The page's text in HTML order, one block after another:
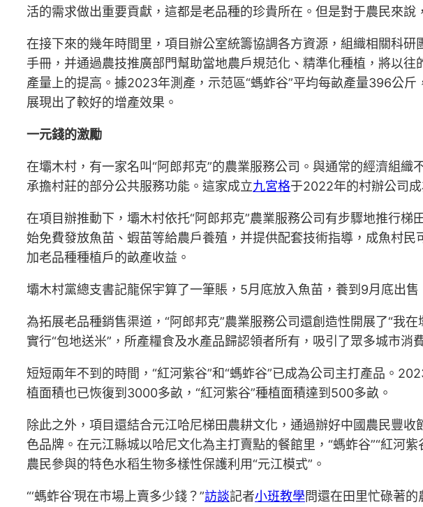
活的需求做出重要貢獻，這都是老品種的珍貴所在。但是對于農民來
在接下來的幾年時間里，項目辦公室統籌協調各方資源，組織相關科
手冊，并通過農技推廣部門幫助當地農戶規范化、精準化種植，將以往
產量上的提高。據2023年測產，示范區“螞蚱谷”平均每畝產量396公
展現出了較好的增產效果。
一元錢的激勵
在壩木村，有一家名叫“阿郎邦克”的農業服務公司。與通常的經濟組
承擔村莊的部分公共服務功能。這家成立九宮格于2022年的村辦公司
在項目辦推動下，壩木村依托“阿郎邦克”農業服務公司有步驟地推行梯
始免費發放魚苗、蝦苗等給農戶養殖，并提供配套技術指導，成魚村
加老品種種植戶的畝產收益。
壩木村黨總支書記龍保宇算了一筆賬，5月底放入魚苗，養到9月底出
為拓展老品種銷售渠道，“阿郎邦克”農業服務公司還創造性開展了“我
實行“包地送米”，所產糧食及水產品歸認領者所有，吸引了眾多城市消
短短兩年不到的時間，“紅河紫谷”和“螞蚱谷”已成為公司主打產品。
植面積也已恢復到3000多畝，“紅河紫谷”種植面積達到500多畝。
除此之外，項目還結合元江哈尼梯田農耕文化，通過辦好中國農民豐
色品牌。在元江縣城以哈尼文化為主打賣點的餐館里，“螞蚱谷”“紅河
農民參與的特色水稻生物多樣性保護利用“元江模式”。
“‘螞蚱谷’現在市場上賣多少錢？”訪談記者小班教學問還在田里忙碌著的